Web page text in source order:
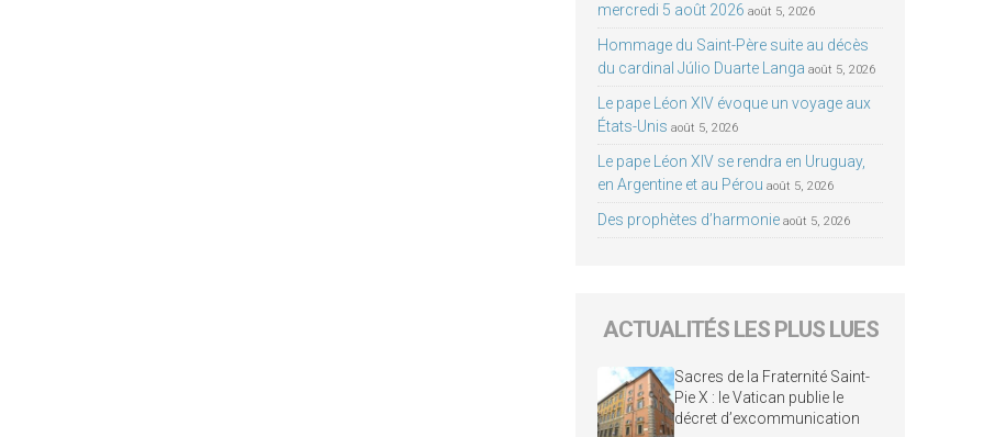
mercredi 5 août 2026 août 5, 2026
Hommage du Saint-Père suite au décès
du cardinal Júlio Duarte Langa août 5, 2026
Le pape Léon XIV évoque un voyage aux
États-Unis août 5, 2026
Le pape Léon XIV se rendra en Uruguay,
en Argentine et au Pérou août 5, 2026
Des prophètes d’harmonie août 5, 2026
ACTUALITÉS LES PLUS LUES
Sacres de la Fraternité Saint-
Pie X : le Vatican publie le
décret d’excommunication